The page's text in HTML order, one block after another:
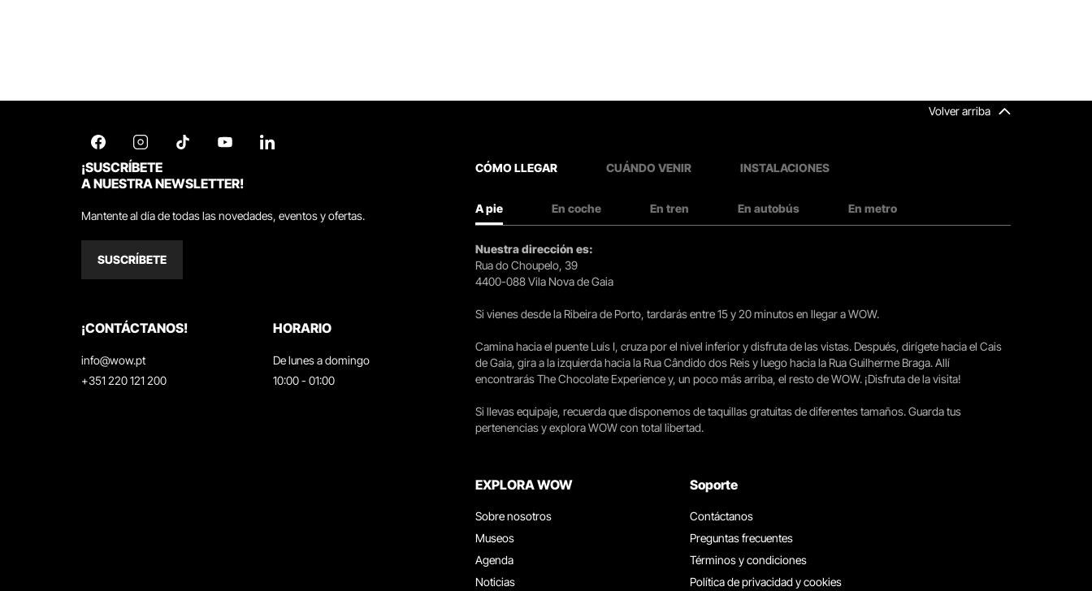
Volver arriba
¡SUSCRÍBETE
A NUESTRA NEWSLETTER!
Mantente al día de todas las novedades, eventos y ofertas.
SUSCRÍBETE
¡CONTÁCTANOS!
info@wow.pt
+351 220 121 200
HORARIO
De lunes a domingo
10:00 - 01:00
CÓMO LLEGAR CUÁNDO VENIR INSTALACIONES
A pie En coche En tren En autobús En metro
Nuestra dirección es:
Rua do Choupelo, 39
4400-088 Vila Nova de Gaia
Si vienes desde la Ribeira de Porto, tardarás entre 15 y 20 minutos en llegar a WOW.
Camina hacia el puente Luís I, cruza por el nivel inferior y disfruta de las vistas. Después, dirígete hacia el Cais
de Gaia, gira a la izquierda hacia la Rua Cândido dos Reis y luego hacia la Rua Guilherme Braga. Allí
encontrarás The Chocolate Experience y, un poco más arriba, el resto de WOW. ¡Disfruta de la visita!
Si llevas equipaje, recuerda que disponemos de taquillas gratuitas de diferentes tamaños. Guarda tus
pertenencias y explora WOW con total libertad.
EXPLORA WOW
Sobre nosotros
Museos
Agenda
Noticias
Soporte
Contáctanos
Preguntas frecuentes
Términos y condiciones
Política de privacidad y cookies